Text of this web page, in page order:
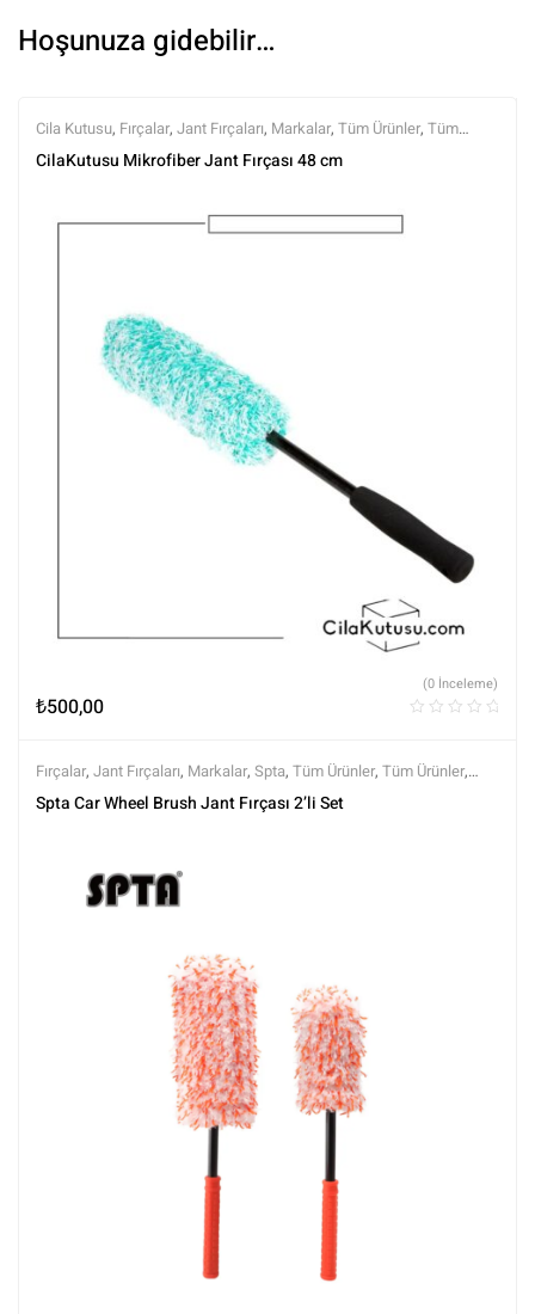
Hoşunuza gidebilir…
Cila Kutusu, Fırçalar, Jant Fırçaları, Markalar, Tüm Ürünler, Tüm
Ürünler,Yıkama Ekipmanları,Yıkama Ürünleri
CilaKutusu Mikrofiber Jant Fırçası 48 cm
₺500,00
(0 İnceleme)
Fırçalar, Jant Fırçaları, Markalar, Spta, Tüm Ürünler, Tüm Ürünler,
Yıkama Ekipmanları,Yıkama Ürünleri
Spta Car Wheel Brush Jant Fırçası 2’li Set